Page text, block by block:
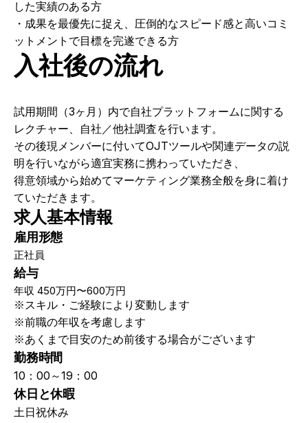
した実績のある方
・成果を最優先に捉え、圧倒的なスピード感と高いコミ
ットメントで目標を完遂できる方
入社後の流れ
試用期間（3ヶ月）内で自社プラットフォームに関する
レクチャー、自社／他社調査を行います。
その後現メンバーに付いてOJTツールや関連データの説
明を行いながら適宜実務に携わっていただき、
得意領域から始めてマーケティング業務全般を身に着け
ていただきます。
求人基本情報
雇用形態
正社員
給与
年収 450万円〜600万円
※スキル・ご経験により変動します
※前職の年収を考慮します
※あくまで目安のため前後する場合がございます
勤務時間
10：00～19：00
休日と休暇
土日祝休み